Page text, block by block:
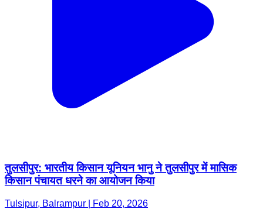
तुलसीपुर: भारतीय किसान यूनियन भानु ने तुलसीपुर में मासिक
किसान पंचायत धरने का आयोजन किया
Tulsipur, Balrampur | Feb 20, 2026